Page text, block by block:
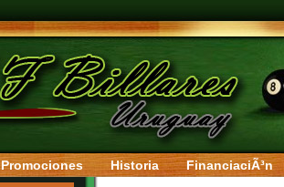
Promociones Historia FinanciaciÃ³n